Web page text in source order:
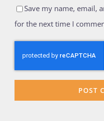
Save my name, email,
for the next time I